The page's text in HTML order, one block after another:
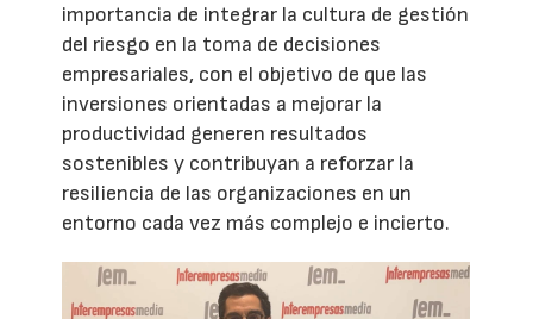
importancia de integrar la cultura de gestión
del riesgo en la toma de decisiones
empresariales, con el objetivo de que las
inversiones orientadas a mejorar la
productividad generen resultados
sostenibles y contribuyan a reforzar la
resiliencia de las organizaciones en un
entorno cada vez más complejo e incierto.